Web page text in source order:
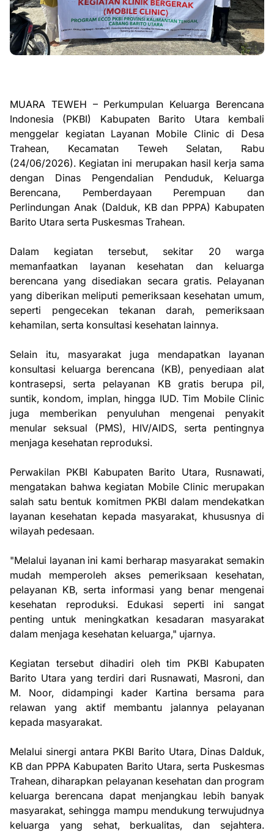
MUARA TEWEH – Perkumpulan Keluarga Berencana
Indonesia (PKBI) Kabupaten Barito Utara kembali
menggelar kegiatan Layanan Mobile Clinic di Desa
Trahean, Kecamatan Teweh Selatan, Rabu
(24/06/2026). Kegiatan ini merupakan hasil kerja sama
dengan Dinas Pengendalian Penduduk, Keluarga
Berencana, Pemberdayaan Perempuan dan
Perlindungan Anak (Dalduk, KB dan PPPA) Kabupaten
Barito Utara serta Puskesmas Trahean.
Dalam kegiatan tersebut, sekitar 20 warga
memanfaatkan layanan kesehatan dan keluarga
berencana yang disediakan secara gratis. Pelayanan
yang diberikan meliputi pemeriksaan kesehatan umum,
seperti pengecekan tekanan darah, pemeriksaan
kehamilan, serta konsultasi kesehatan lainnya.
Selain itu, masyarakat juga mendapatkan layanan
konsultasi keluarga berencana (KB), penyediaan alat
kontrasepsi, serta pelayanan KB gratis berupa pil,
suntik, kondom, implan, hingga IUD. Tim Mobile Clinic
juga memberikan penyuluhan mengenai penyakit
menular seksual (PMS), HIV/AIDS, serta pentingnya
menjaga kesehatan reproduksi.
Perwakilan PKBI Kabupaten Barito Utara, Rusnawati,
mengatakan bahwa kegiatan Mobile Clinic merupakan
salah satu bentuk komitmen PKBI dalam mendekatkan
layanan kesehatan kepada masyarakat, khususnya di
wilayah pedesaan.
"Melalui layanan ini kami berharap masyarakat semakin
mudah memperoleh akses pemeriksaan kesehatan,
pelayanan KB, serta informasi yang benar mengenai
kesehatan reproduksi. Edukasi seperti ini sangat
penting untuk meningkatkan kesadaran masyarakat
dalam menjaga kesehatan keluarga," ujarnya.
Kegiatan tersebut dihadiri oleh tim PKBI Kabupaten
Barito Utara yang terdiri dari Rusnawati, Masroni, dan
M. Noor, didampingi kader Kartina bersama para
relawan yang aktif membantu jalannya pelayanan
kepada masyarakat.
Melalui sinergi antara PKBI Barito Utara, Dinas Dalduk,
KB dan PPPA Kabupaten Barito Utara, serta Puskesmas
Trahean, diharapkan pelayanan kesehatan dan program
keluarga berencana dapat menjangkau lebih banyak
masyarakat, sehingga mampu mendukung terwujudnya
keluarga yang sehat, berkualitas, dan sejahtera.